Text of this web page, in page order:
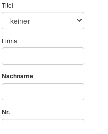
Titel
Firma
Nachname
Nr.